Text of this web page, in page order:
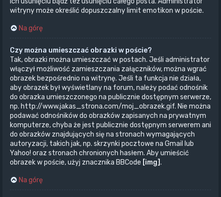
witryny może określić dopuszczalny limit emotikon w poście.
Na górę
Czy można umieszczać obrazki w poście?
Tak, obrazki można umieszczać w postach. Jeśli administrator
włączył możliwość zamieszczania załączników, można wgrać
obrazek bezpośrednio na witrynę. Jeśli ta funkcja nie działa,
aby obrazek był wyświetlany na forum, należy podać odnośnik
do obrazka umieszczonego na publicznie dostępnym serwerze,
np. http://www.jakas_strona.com/moj_obrazek.gif. Nie można
podawać odnośników do obrazków zapisanych na prywatnym
komputerze, chyba że jest publicznie dostępnym serwerem ani
do obrazków znajdujących się na stronach wymagających
autoryzacji, takich jak, np. skrzynki pocztowe na Gmail lub
Yahoo! oraz stronach chronionych hasłem. Aby umieścić
obrazek w poście, użyj znacznika BBCode [img].
Na górę